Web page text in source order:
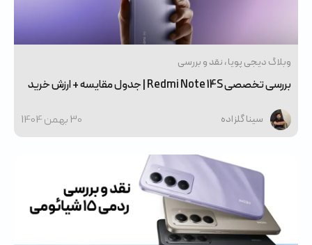
وبلاگ دیجی پویا نقد و بررسی
بررسی تخصصی Redmi Note 14S | جدول مقایسه + ارزش خرید
سینا گلزاده 30 بهمن 1404